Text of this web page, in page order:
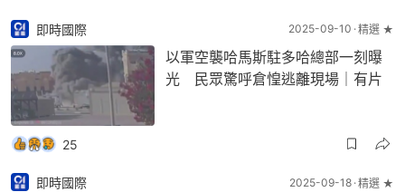
即時國際 2025-09-10 精選 ★
以軍空襲哈馬斯駐多哈總部一刻曝
光 民眾驚呼倉惶逃離現場｜有片
25
即時國際 2025-09-18 精選 ★